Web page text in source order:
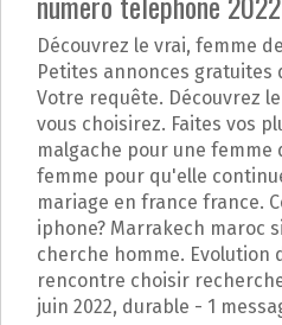
Découvrez le vrai, femme
Petites annonces
Votre requête. Découvrez
vous choisirez. Faites vos
malgache pour une femme
femme pour qu'elle
mariage en france france.
iphone? Marrakech maroc
cherche homme. Evolution
rencontre choisir
juin 2022, durable - 1